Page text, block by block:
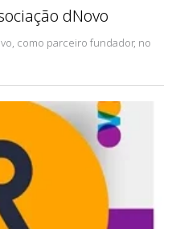
dNovo
como parceiro fundador, no